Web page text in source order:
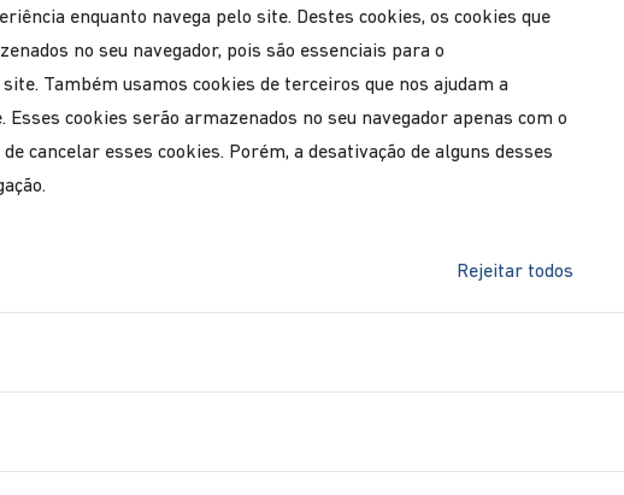
da circulação
SMA marcam presença na
enquanto navega pelo site. Destes cookies, os cookies que
no seu navegador, pois são essenciais para o
Também usamos cookies de terceiros que nos ajudam a
cookies serão armazenados no seu navegador apenas com o
cancelar esses cookies. Porém, a desativação de alguns desses
Rejeitar todos